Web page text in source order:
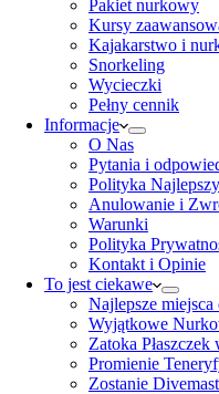
Pakiet nurkowy
Kursy
Kajakarstwo i
Snorkeling
Wycieczki
Pełny cennik
Informacje
O Nas
Pytania i
Polityka
Anulowanie i
Warunki
Polityka
Kontakt i Opinie
To jest ciekawe
Najlepsze
Wyjątkowe
Zatoka
Promienie
Zostanie